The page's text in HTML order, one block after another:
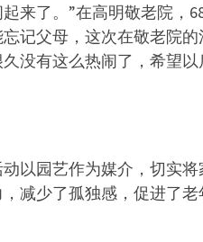
来了。”在高明敬老院，
记父母，这次在敬老院
没有这么热闹了，希望以
以园艺作为媒介，切实
减少了孤独感，促进了